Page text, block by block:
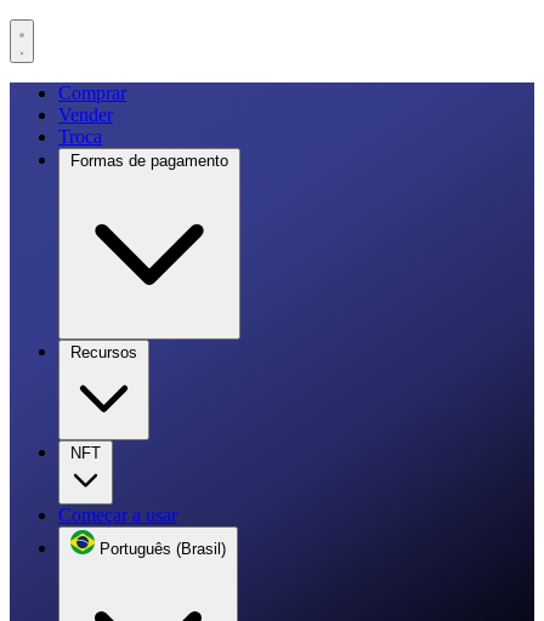
Comprar
Vender
Troca
Formas de pagamento
Recursos
NFT
Começar a usar
Português (Brasil)